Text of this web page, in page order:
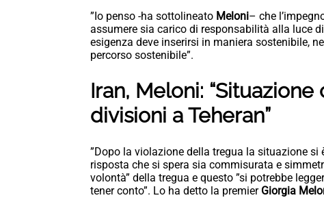
”Io penso -ha sottolineato Meloni– che
assumere sia carico di responsabilità alla luce
esigenza deve inserirsi in maniera sostenibile,
percorso sostenibile”.
Iran, Meloni:
divisioni a Teheran”
”Dopo la violazione della tregua la situazione
risposta che si spera sia commisurata e
volontà” della tregua e questo ”si potrebbe
tener conto”. Lo ha detto la premier Giorgia